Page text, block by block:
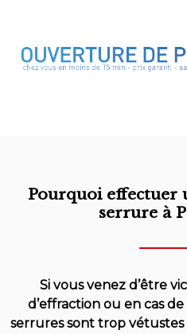
Pourquoi effectuer
serrure à
Si vous venez d’être
d’effraction ou en cas
serrures sont trop